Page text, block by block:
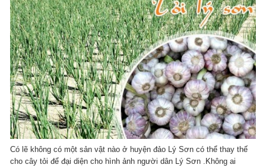
Có lẽ không có một sản vật nào ở huyện đảo Lý Sơn có thể thay thế
cho cây tỏi để đại diện cho hình ảnh người dân Lý Sơn .Không ai